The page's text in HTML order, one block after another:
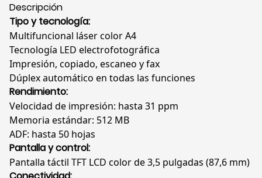
50
Hojas,
Pantalla
Táctil
3.5”
cantidad
Descripción
Tipo y tecnología:
Multifuncional láser color A4
Tecnología LED electrofotográfica
Impresión, copiado, escaneo y fax
Dúplex automático en todas las funciones
Rendimiento:
Velocidad de impresión: hasta 31 ppm
Memoria estándar: 512 MB
ADF: hasta 50 hojas
Pantalla y control:
Pantalla táctil TFT LCD color de 3,5 pulgadas (87,6 mm)